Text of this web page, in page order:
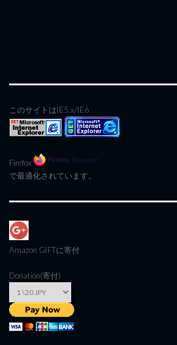
このサイトはIE5.x/IE6
Firefox
で最適化されています。
Amazon GIFTに寄付
Donation(寄付)